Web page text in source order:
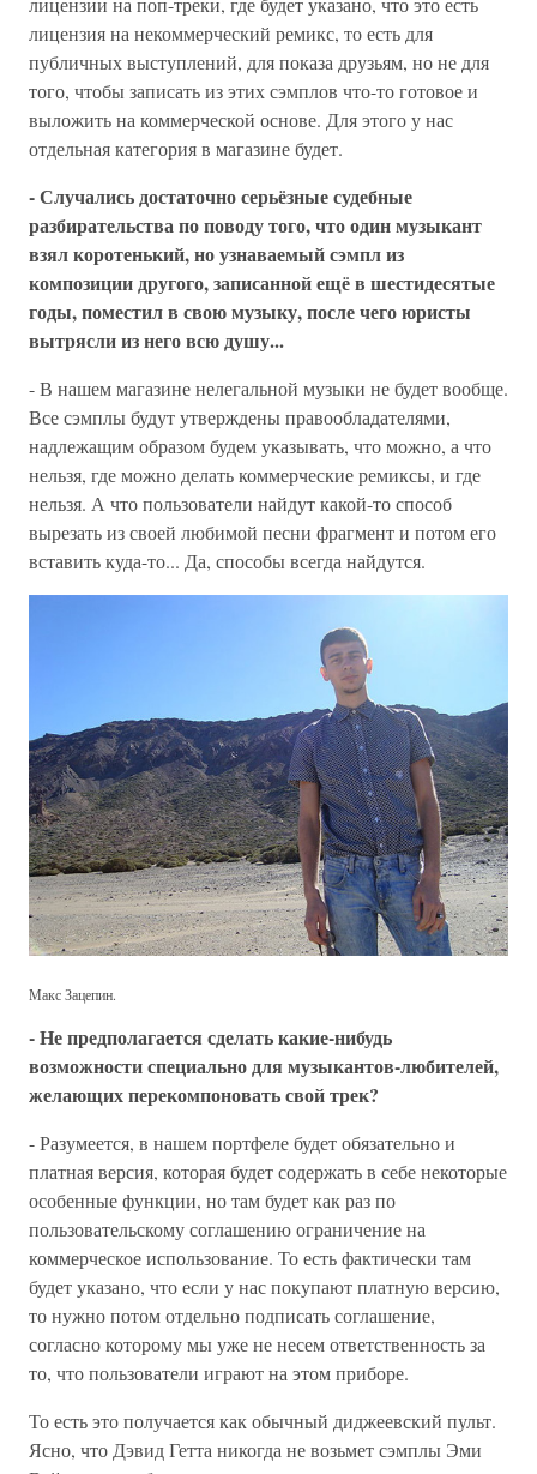
лицензия на некоммерческий ремикс, то есть для
публичных выступлений, для показа друзьям, но не для
того, чтобы записать из этих сэмплов что-то готовое и
выложить на коммерческой основе. Для этого у нас
отдельная категория в магазине будет.
- Случались достаточно серьёзные судебные
разбирательства по поводу того, что один музыкант
взял коротенький, но узнаваемый сэмпл из
композиции другого, записанной ещё в шестидесятые
годы, поместил в свою музыку, после чего юристы
вытрясли из него всю душу...
- В нашем магазине нелегальной музыки не будет вообще.
Все сэмплы будут утверждены правообладателями,
надлежащим образом будем указывать, что можно, а что
нельзя, где можно делать коммерческие ремиксы, и где
нельзя. А что пользователи найдут какой-то способ
вырезать из своей любимой песни фрагмент и потом его
вставить куда-то... Да, способы всегда найдутся.
Макс Зацепин.
- Не предполагается сделать какие-нибудь
возможности специально для музыкантов-любителей,
желающих перекомпоновать свой трек?
- Разумеется, в нашем портфеле будет обязательно и
платная версия, которая будет содержать в себе некоторые
особенные функции, но там будет как раз по
пользовательскому соглашению ограничение на
коммерческое использование. То есть фактически там
будет указано, что если у нас покупают платную версию,
то нужно потом отдельно подписать соглашение,
согласно которому мы уже не несем ответственность за
то, что пользователи играют на этом приборе.
То есть это получается как обычный диджеевский пульт.
Ясно, что Дэвид Гетта никогда не возьмет сэмплы Эми